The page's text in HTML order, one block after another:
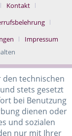
Kontakt
Impressum
den technischen
stets gesetzt
bei Benutzung
dienen oder
und sozialen
nur mit Ihrer